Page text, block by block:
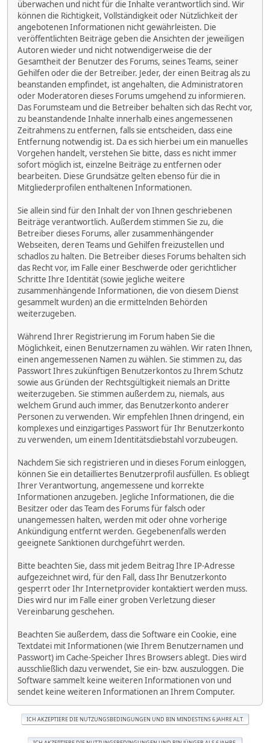
überwachen und nicht für die Inhalte verantwortlich sind. Wir
können die Richtigkeit, Vollständigkeit oder Nützlichkeit der
angebotenen Informationen nicht gewährleisten. Die
veröffentlichten Beiträge geben die Ansichten der jeweiligen
Autoren wieder und nicht notwendigerweise die der
Gesamtheit der Benutzer des Forums, seines Teams, seiner
Gehilfen oder die der Betreiber. Jeder, der einen Beitrag als zu
beanstanden empfindet, ist angehalten, die Administratoren
oder Moderatoren dieses Forums umgehend zu informieren.
Das Forumsteam und die Betreiber behalten sich das Recht vor,
zu beanstandende Inhalte innerhalb eines angemessenen
Zeitrahmens zu entfernen, falls sie entscheiden, dass eine
Entfernung notwendig ist. Da es sich hierbei um ein manuelles
Vorgehen handelt, verstehen Sie bitte, dass es nicht immer
sofort möglich ist, einzelne Beiträge zu entfernen oder
bearbeiten. Diese Grundsätze gelten ebenso für die in
Mitgliederprofilen enthaltenen Informationen.
Sie allein sind für den Inhalt der von Ihnen geschriebenen
Beiträge verantwortlich. Außerdem stimmen Sie zu, die
Betreiber dieses Forums, aller zusammenhängender
Webseiten, deren Teams und Gehilfen freizustellen und
schadlos zu halten. Die Betreiber dieses Forums behalten sich
das Recht vor, im Falle einer Beschwerde oder gerichtlicher
Schritte Ihre Identität (sowie jegliche weitere
zusammenhängende Informationen, die von diesem Dienst
gesammelt wurden) an die ermittelnden Behörden
weiterzugeben.
Während Ihrer Registrierung im Forum haben Sie die
Möglichkeit, einen Benutzernamen zu wählen. Wir raten Ihnen,
einen angemessenen Namen zu wählen. Sie stimmen zu, das
Passwort Ihres zukünftigen Benutzerkontos zu Ihrem Schutz
sowie aus Gründen der Rechtsgültigkeit niemals an Dritte
weiterzugeben. Sie stimmen außerdem zu, niemals, aus
welchem Grund auch immer, das Benutzerkonto anderer
Personen zu verwenden. Wir empfehlen Ihnen dringend, ein
komplexes und einzigartiges Passwort für Ihr Benutzerkonto
zu verwenden, um einem Identitätsdiebstahl vorzubeugen.
Nachdem Sie sich registrieren und in dieses Forum einloggen,
können Sie ein detailliertes Benutzerprofil ausfüllen. Es obliegt
Ihrer Verantwortung, angemessene und korrekte
Informationen anzugeben. Jegliche Informationen, die die
Besitzer oder das Team des Forums für falsch oder
unangemessen halten, werden mit oder ohne vorherige
Ankündigung entfernt werden. Gegebenenfalls werden
geeignete Sanktionen durchgeführt werden.
Bitte beachten Sie, dass mit jedem Beitrag Ihre IP-Adresse
aufgezeichnet wird, für den Fall, dass Ihr Benutzerkonto
gesperrt oder Ihr Internetprovider kontaktiert werden muss.
Dies wird nur im Falle einer groben Verletzung dieser
Vereinbarung geschehen.
Beachten Sie außerdem, dass die Software ein Cookie, eine
Textdatei mit Informationen (wie Ihrem Benutzernamen und
Passwort) im Cache-Speicher Ihres Browsers ablegt. Dies wird
ausschließlich dazu verwendet, Sie ein- bzw. auszuloggen. Die
Software sammelt keine weiteren Informationen von und
sendet keine weiteren Informationen an Ihrem Computer.